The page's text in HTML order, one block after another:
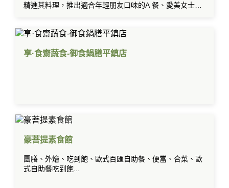
精進其料理，推出適合年輕朋友口味的A 餐、愛美女士們
享·食齋蔬食-御食鍋膳平鎮店
豪菩提素食館
團膳、外燴、吃到飽、歐式百匯自助餐、便當、合菜、歐
式自助餐吃到飽...